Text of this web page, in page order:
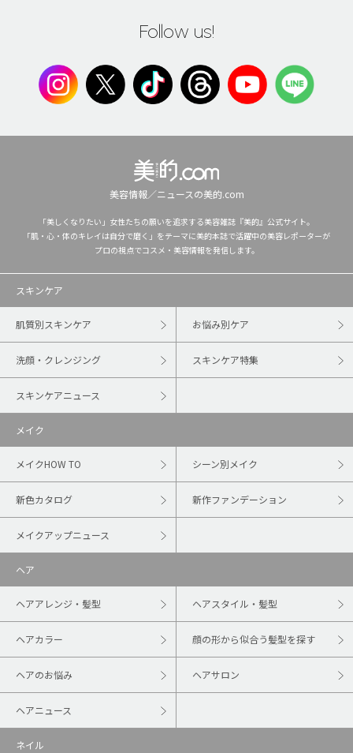
Follow us!
美容情報／ニュースの美的.com
「美しくなりたい」女性たちの願いを追求する美容雑誌『美的』公式サイト。
「肌・心・体のキレイは自分で磨く」をテーマに美的本誌で活躍中の美容レポーターが
プロの視点でコスメ・美容情報を発信します。
スキンケア
肌質別スキンケア お悩み別ケア
洗顔・クレンジング スキンケア特集
スキンケアニュース
メイク
メイクHOW TO シーン別メイク
新色カタログ 新作ファンデーション
メイクアップニュース
ヘア
ヘアアレンジ・髪型 ヘアスタイル・髪型
ヘアカラー 顔の形から似合う髪型を探す
ヘアのお悩み ヘアサロン
ヘアニュース
ネイル